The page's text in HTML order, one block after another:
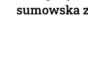
sumowska